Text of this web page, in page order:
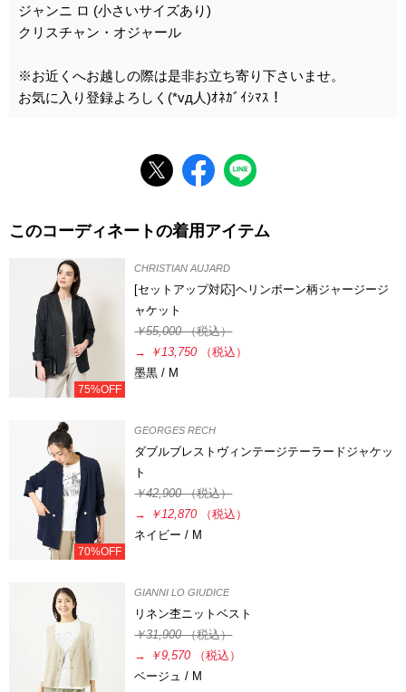
ジャンニ ロ (小さいサイズあり)
クリスチャン・オジャール
※お近くへお越しの際は是非お立ち寄り下さいませ。
お気に入り登録よろしく(*vд人)ｵﾈｶﾞｲｼﾏｽ！
このコーディネートの着用アイテム
75%OFF
CHRISTIAN AUJARD
[セットアップ対応]ヘリンボーン柄ジャージージ
ャケット
￥55,000（税込）
→
￥13,750
（税込）
墨黒 / M
70%OFF
GEORGES RECH
ダブルブレストヴィンテージテーラードジャケッ
ト
￥42,900（税込）
→
￥12,870
（税込）
ネイビー / M
GIANNI LO GIUDICE
リネン杢ニットベスト
￥31,900（税込）
→
￥9,570
（税込）
ベージュ / M